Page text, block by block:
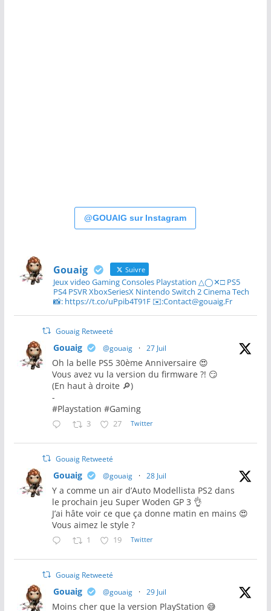
@GOUAIG sur Instagram
Gouaig Suivre
Jeux video Gaming Consoles Playstation △◯✕□ PS5
PS4 PSVR XboxSeriesX Nintendo Switch 2 Cinema Tech
📸: https://t.co/uPpib4T91F ✉️:Contact@gouaig.Fr
Gouaig Retweeté
Gouaig @gouaig · 27 Juil
Oh la belle PS5 30ème Anniversaire 😍
Vous avez vu la version du firmware ?! 😏
(En haut à droite 🔎)
-
#Playstation #Gaming
3 27 Twitter
Gouaig Retweeté
Gouaig @gouaig · 28 Juil
Y a comme un air d’Auto Modellista PS2 dans
le prochain jeu Super Woden GP 3 👌
J’ai hâte voir ce que ça donne matin en mains 😍
Vous aimez le style ?
1 19 Twitter
Gouaig Retweeté
Gouaig @gouaig · 29 Juil
Moins cher que la version PlayStation 😅